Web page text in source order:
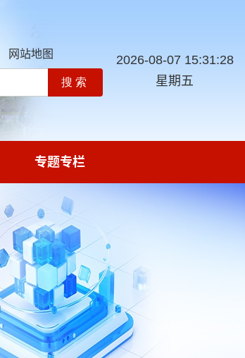
网站地图
搜索
2026-08-07 15:31:29
星期五
专题专栏